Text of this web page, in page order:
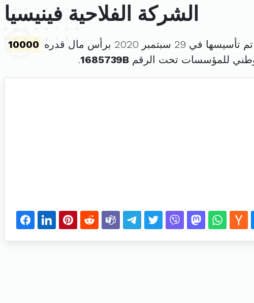
الشركة الفلاحية فينيسيا
تأسيسها في 29 سبتمبر 2020 برأس مال قدره
10000
للمؤسسات تحت الرقم 1685739B
.